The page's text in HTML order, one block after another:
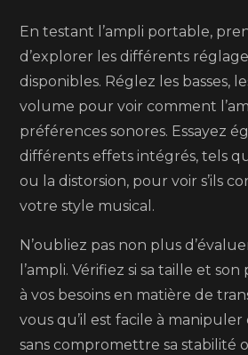
En testant l’ampli portable,
d’explorer les différents
disponibles. Réglez les basses,
volume pour voir comment
préférences sonores. Essayez
différents effets intégrés, tels
ou la distorsion, pour voir s’ils
votre style musical.
N’oubliez pas non plus
l’ampli. Vérifiez si sa taille et
à vos besoins en matière de
vous qu’il est facile à
sans compromettre sa stabilité